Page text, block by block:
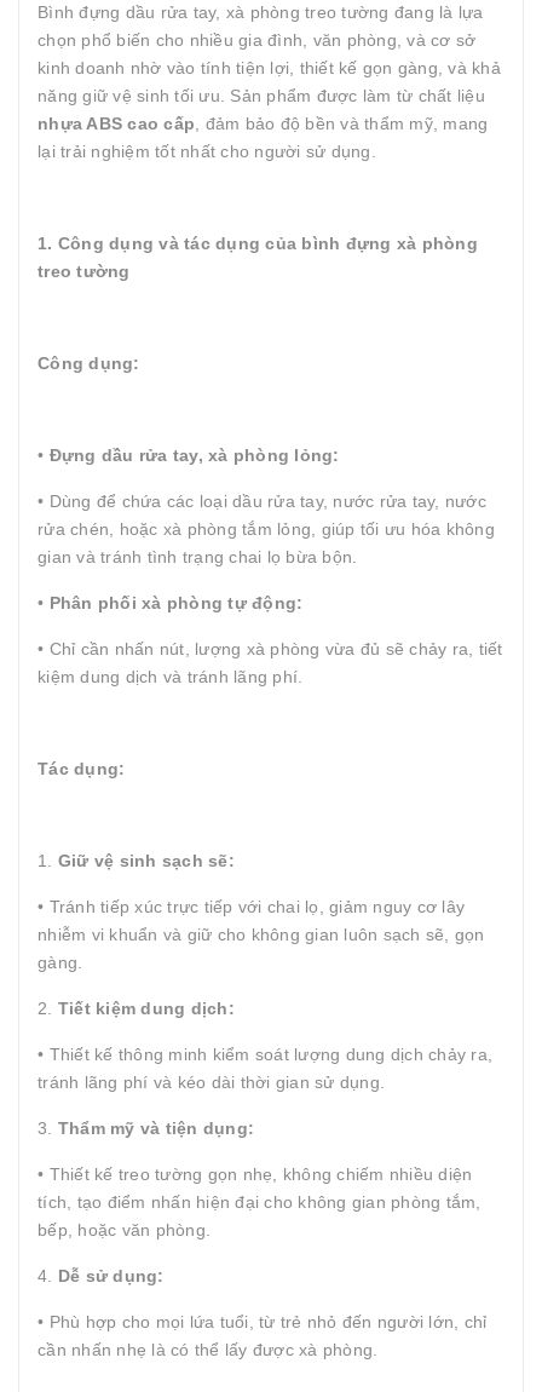
Bình đựng dầu rửa tay, xà phòng treo tường đang là lựa
chọn phổ biến cho nhiều gia đình, văn phòng, và cơ sở
kinh doanh nhờ vào tính tiện lợi, thiết kế gọn gàng, và khả
năng giữ vệ sinh tối ưu. Sản phẩm được làm từ chất liệu
nhựa ABS cao cấp , đảm bảo độ bền và thẩm mỹ, mang
lại trải nghiệm tốt nhất cho người sử dụng.
1. Công dụng và tác dụng của bình đựng xà phòng
treo tường
Công dụng:
• Đựng dầu rửa tay, xà phòng lỏng:
• Dùng để chứa các loại dầu rửa tay, nước rửa tay, nước
rửa chén, hoặc xà phòng tắm lỏng, giúp tối ưu hóa không
gian và tránh tình trạng chai lọ bừa bộn.
• Phân phối xà phòng tự động:
• Chỉ cần nhấn nút, lượng xà phòng vừa đủ sẽ chảy ra, tiết
kiệm dung dịch và tránh lãng phí.
Tác dụng:
1. Giữ vệ sinh sạch sẽ:
• Tránh tiếp xúc trực tiếp với chai lọ, giảm nguy cơ lây
nhiễm vi khuẩn và giữ cho không gian luôn sạch sẽ, gọn
gàng.
2. Tiết kiệm dung dịch:
• Thiết kế thông minh kiểm soát lượng dung dịch chảy ra,
tránh lãng phí và kéo dài thời gian sử dụng.
3. Thẩm mỹ và tiện dụng:
• Thiết kế treo tường gọn nhẹ, không chiếm nhiều diện
tích, tạo điểm nhấn hiện đại cho không gian phòng tắm,
bếp, hoặc văn phòng.
4. Dễ sử dụng:
• Phù hợp cho mọi lứa tuổi, từ trẻ nhỏ đến người lớn, chỉ
cần nhấn nhẹ là có thể lấy được xà phòng.